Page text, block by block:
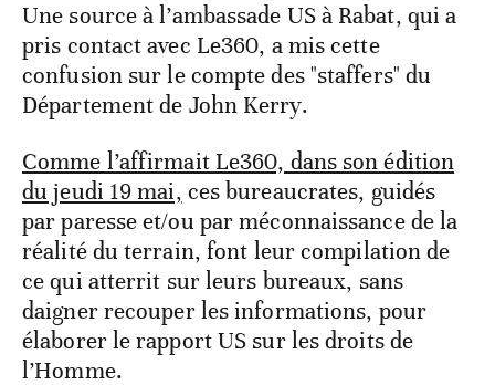
Une source à l’ambassade US à Rabat, qui a
pris contact avec Le360, a mis cette
confusion sur le compte des "staffers" du
Département de John Kerry.
Comme l’affirmait Le360, dans son édition
du jeudi 19 mai, ces bureaucrates, guidés
par paresse et/ou par méconnaissance de la
réalité du terrain, font leur compilation de
ce qui atterrit sur leurs bureaux, sans
daigner recouper les informations, pour
élaborer le rapport US sur les droits de
l’Homme.